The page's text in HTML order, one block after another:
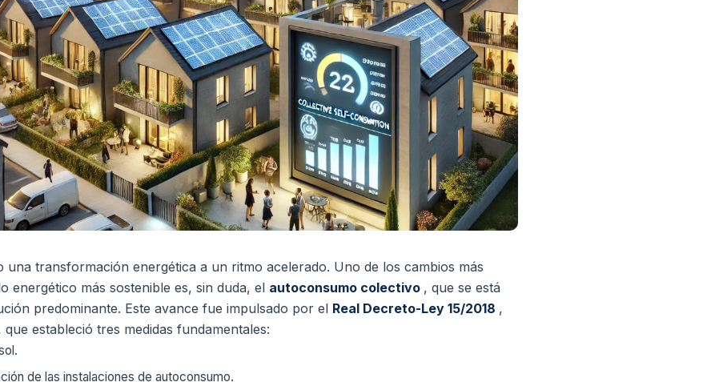
una transformación energética a un ritmo acelerado. Uno de los cambios más
energético más sostenible es, sin duda, el autoconsumo colectivo , que se está
predominante. Este avance fue impulsado por el Real Decreto-Ley 15/2018 ,
estableció tres medidas fundamentales:
de las instalaciones de autoconsumo.